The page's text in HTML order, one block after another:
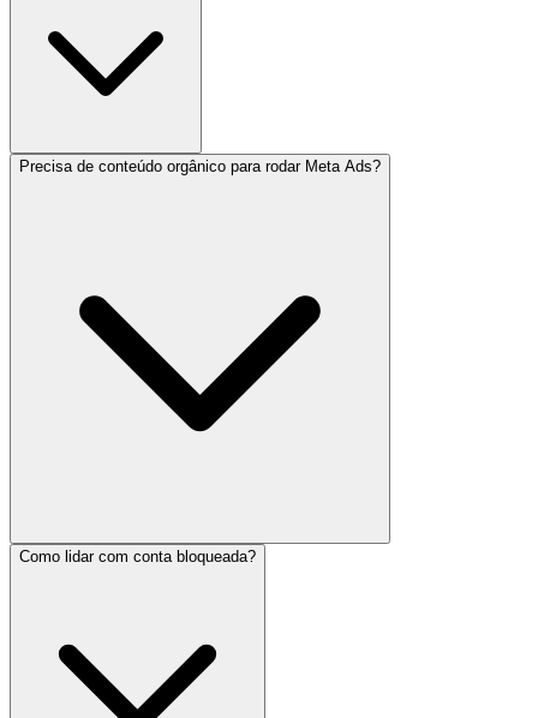
Precisa de conteúdo orgânico para rodar Meta Ads?
Como lidar com conta bloqueada?